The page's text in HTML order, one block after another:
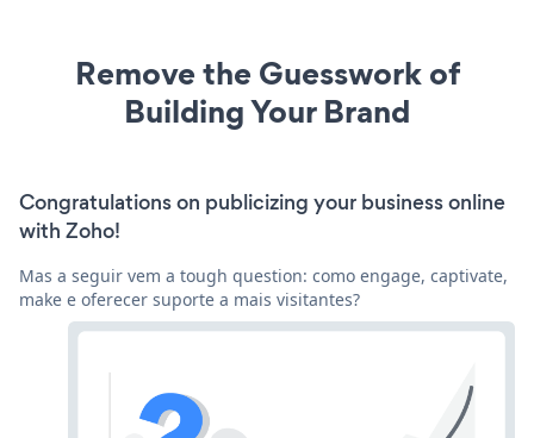
Remove the Guesswork of
Building Your Brand
Congratulations on publicizing your business online
with Zoho!
Mas a seguir vem a tough question: como engage, captivate,
make e oferecer suporte a mais visitantes?